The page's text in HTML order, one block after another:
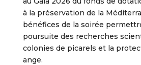
à la préservation de la
bénéfices de la soirée
poursuite des recherches
colonies de picarels et la
ange.